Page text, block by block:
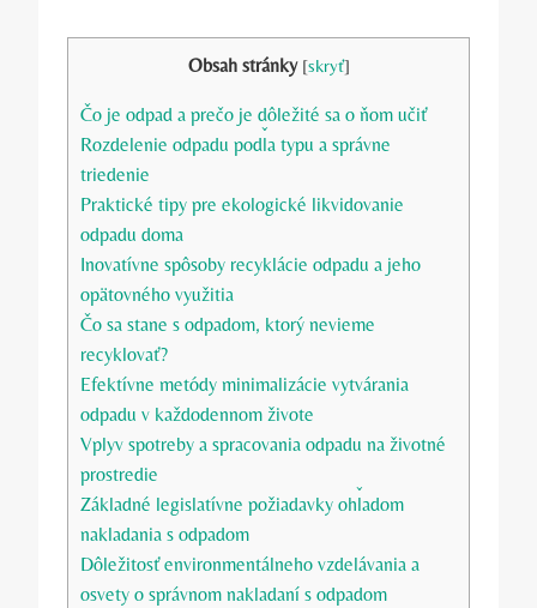
Obsah stránky [skryť]
Čo je odpad a prečo je dôležité sa o ňom učiť
Rozdelenie odpadu podľa typu a správne
triedenie
Praktické tipy pre ekologické likvidovanie
odpadu doma
Inovatívne spôsoby recyklácie odpadu a jeho
opätovného využitia
Čo sa stane s odpadom, ktorý nevieme
recyklovať?
Efektívne metódy minimalizácie vytvárania
odpadu v každodennom živote
Vplyv spotreby a spracovania odpadu na životné
prostredie
Základné legislatívne požiadavky ohľadom
nakladania s odpadom
Dôležitosť environmentálneho vzdelávania a
osvety o správnom nakladaní s odpadom